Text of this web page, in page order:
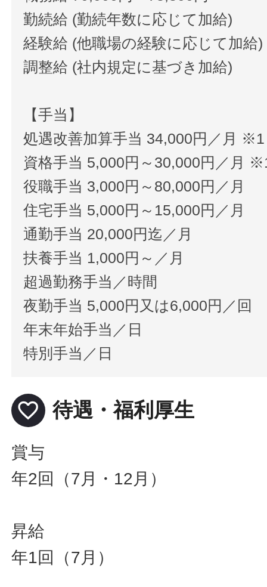
勤続給 (勤続年数に応じて加給)
経験給 (他職場の経験に応じて加給)
調整給 (社内規定に基づき加給)
【手当】
処遇改善加算手当 34,000円／月 ※1
資格手当 5,000円～30,000円／月
役職手当 3,000円～80,000円／月
住宅手当 5,000円～15,000円／月
通勤手当 20,000円迄／月
扶養手当 1,000円～／月
超過勤務手当／時間
夜勤手当 5,000円又は6,000円／回
年末年始手当／日
特別手当／日
favorite_border 待遇・福利厚生
賞与
年2回（7月・12月）
昇給
年1回（7月）